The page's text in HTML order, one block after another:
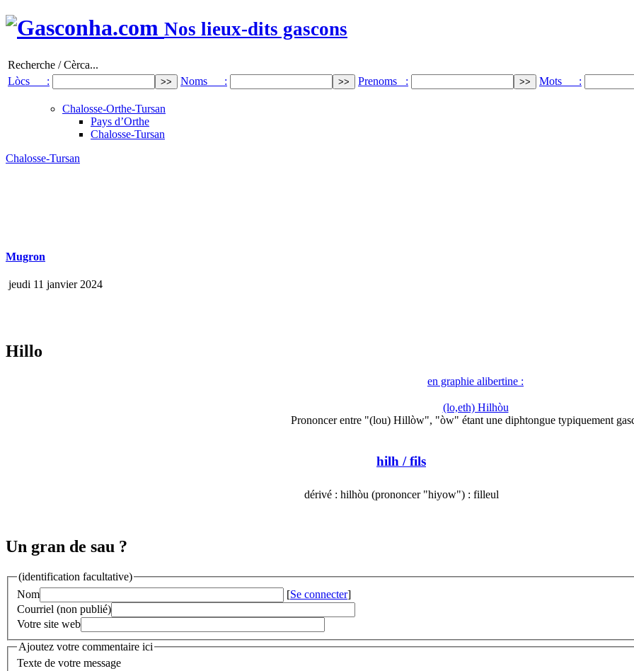
Nos lieux-dits gascons
Recherche / Cèrca...
Lòcs :
Noms : Prenoms : Mots :
Chalosse-Orthe-Tursan
Pays d’Orthe
Chalosse-Tursan
Chalosse-Tursan
Mugron
jeudi 11 janvier 2024
Hillo
en graphie alibertine :
(lo,eth) Hilhòu
Prononcer entre "(lou) Hillòw", "òw" étant une diphtongue typiquement
hilh / fils
dérivé : hilhòu (prononcer "hiyow") : filleul
Un gran de sau ?
(identification facultative)
Nom
[Se connecter]
Courriel (non publié)
Votre site web
Ajoutez votre commentaire ici
Texte de votre message